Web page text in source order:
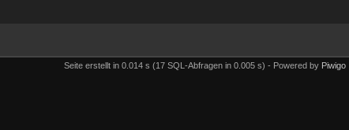
Seite erstellt in 0.014 s (17 SQL-Abfragen in 0.005 s) - Powered by Piwigo